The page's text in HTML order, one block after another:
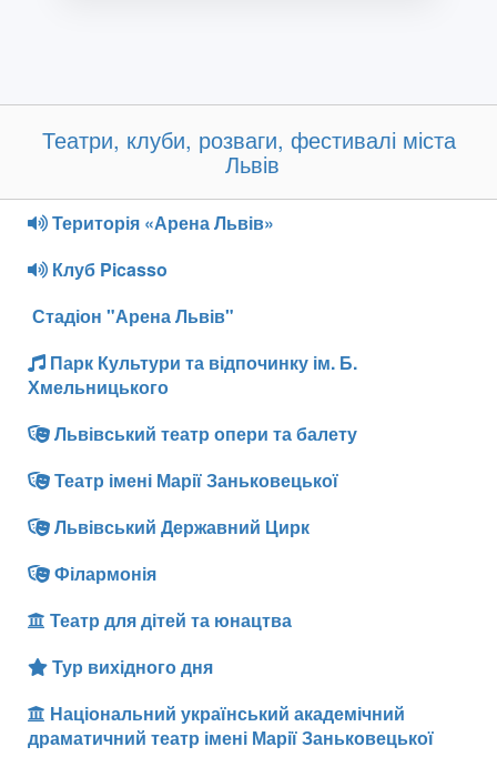
Театри, клуби, розваги, фестивалі міста
Львів
Територія «Арена Львів»
Клуб Picasso
Стадіон "Арена Львів"
Парк Культури та відпочинку ім. Б.
Хмельницького
Львівський театр опери та балету
Театр імені Марії Заньковецької
Львівський Державний Цирк
Філармонія
Театр для дітей та юнацтва
Тур вихідного дня
Національний український академічний
драматичний театр імені Марії Заньковецької